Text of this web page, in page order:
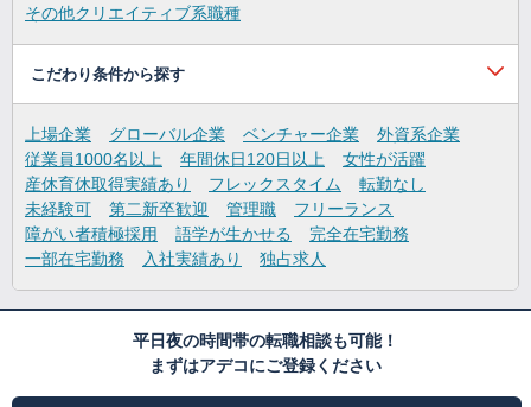
その他クリエイティブ系職種
こだわり条件から探す
上場企業 グローバル企業 ベンチャー企業
外資系企業
従業員1000名以上
年間休日120日以上
女性が活躍
産休育休取得実績あり
フレックスタイム
転勤なし
未経験可
第二新卒歓迎 管理職
フリーランス
障がい者積極採用
語学が生かせる
完全在宅勤務
一部在宅勤務
入社実績あり 独占求人
平日夜の時間帯の転職相談も可能！
まずはアデコにご登録ください